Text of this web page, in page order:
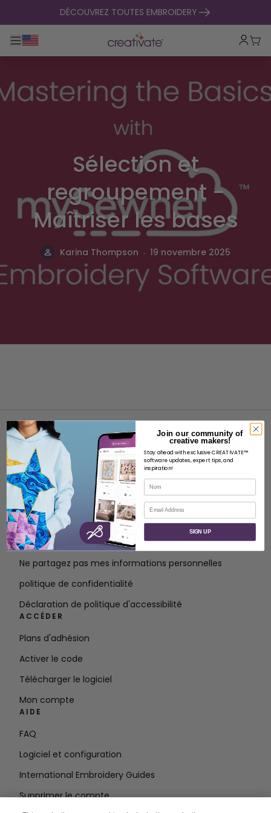
passer au contenuDÉCOUVREZ TOUTES EMBROIDERY
Basculer la navigation principale
Sélection et
regroupement -
Maîtriser les bases
Karina Thompson . 19 novembre 2025
À PROPOS
À propos de SVP Worldwide
Contact
Conditions d'utilisation
Ne partagez pas mes informations personnelles
politique de confidentialité
Déclaration de politique d'accessibilité
ACCÉDER
Plans d'adhésion
Activer le code
Télécharger le logiciel
Mon compte
AIDE
FAQ
Logiciel et configuration
International Embroidery Guides
Supprimer le compte
Join our community of
creative makers!
Stay ahead with exclusive CREATIVATE™
software updates, expert tips, and
inspiration!
Nom
Courriel
SIGN UP